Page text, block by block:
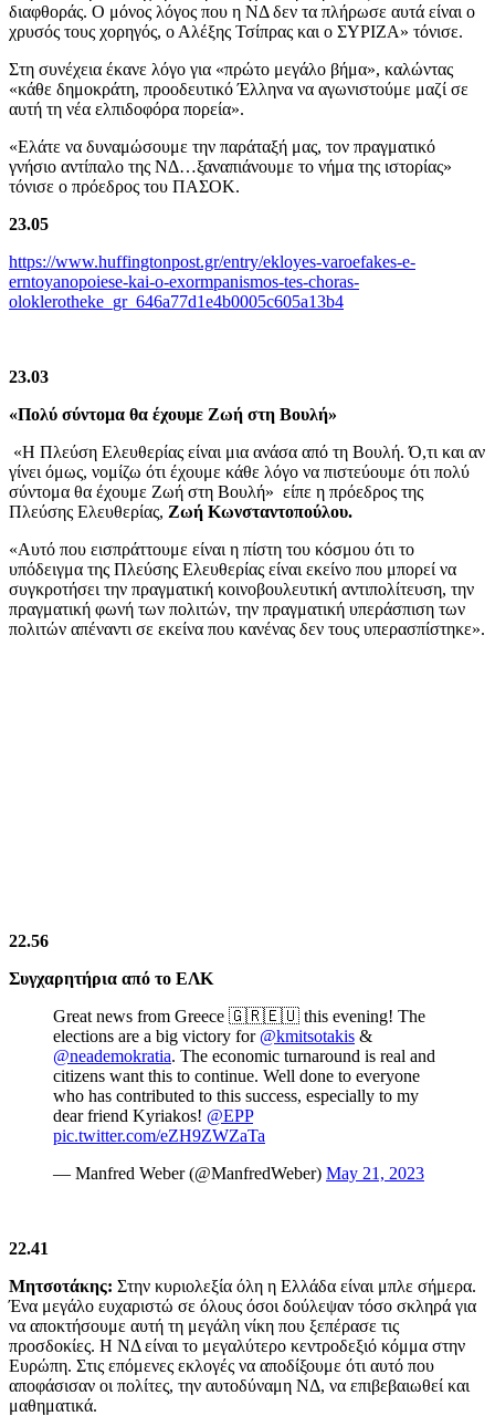
διαφθοράς. Ο μόνος λόγος που η ΝΔ δεν τα πλήρωσε αυτά είναι ο
χρυσός τους χορηγός, ο Αλέξης Τσίπρας και ο ΣΥΡΙΖΑ» τόνισε.
Στη συνέχεια έκανε λόγο για «πρώτο μεγάλο βήμα», καλώντας
«κάθε δημοκράτη, προοδευτικό Έλληνα να αγωνιστούμε μαζί σε
αυτή τη νέα ελπιδοφόρα πορεία».
«Ελάτε να δυναμώσουμε την παράταξή μας, τον πραγματικό
γνήσιο αντίπαλο της ΝΔ…ξαναπιάνουμε το νήμα της ιστορίας»
τόνισε ο πρόεδρος του ΠΑΣΟΚ.
23.05
https://www.huffingtonpost.gr/entry/ekloyes-varoefakes-e-
erntoyanopoiese-kai-o-exormpanismos-tes-choras-
oloklerotheke_gr_646a77d1e4b0005c605a13b4
23.03
«Πολύ σύντομα θα έχουμε Ζωή στη Βουλή»
«Η Πλεύση Ελευθερίας είναι μια ανάσα από τη Βουλή. Ό,τι και αν
γίνει όμως, νομίζω ότι έχουμε κάθε λόγο να πιστεύουμε ότι πολύ
σύντομα θα έχουμε Ζωή στη Βουλή» είπε η πρόεδρος της
Πλεύσης Ελευθερίας, Ζωή Κωνσταντοπούλου.
«Αυτό που εισπράττουμε είναι η πίστη του κόσμου ότι το
υπόδειγμα της Πλεύσης Ελευθερίας είναι εκείνο που μπορεί να
συγκροτήσει την πραγματική κοινοβουλευτική αντιπολίτευση, την
πραγματική φωνή των πολιτών, την πραγματική υπεράσπιση των
πολιτών απέναντι σε εκείνα που κανένας δεν τους υπερασπίστηκε».
22.56
Συγχαρητήρια από το ΕΛΚ
Great news from Greece 🇬🇷🇪🇺 this evening! The
elections are a big victory for @kmitsotakis &
@neademokratia. The economic turnaround is real and
citizens want this to continue. Well done to everyone
who has contributed to this success, especially to my
dear friend Kyriakos! @EPP
pic.twitter.com/eZH9ZWZaTa
— Manfred Weber (@ManfredWeber) May 21, 2023
22.41
Μητσοτάκης: Στην κυριολεξία όλη η Ελλάδα είναι μπλε σήμερα.
Ένα μεγάλο ευχαριστώ σε όλους όσοι δούλεψαν τόσο σκληρά για
να αποκτήσουμε αυτή τη μεγάλη νίκη που ξεπέρασε τις
προσδοκίες. Η ΝΔ είναι το μεγαλύτερο κεντροδεξιό κόμμα στην
Ευρώπη. Στις επόμενες εκλογές να αποδίξουμε ότι αυτό που
αποφάσισαν οι πολίτες, την αυτοδύναμη ΝΔ, να επιβεβαιωθεί και
μαθηματικά.